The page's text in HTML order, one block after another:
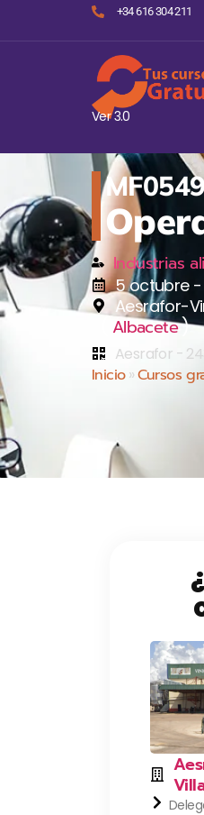
+34 616 304 211
Ver 3.0
Industrias
5 octubre -
Aesrafor-
Albacete)
Aesrafor -
Inicio»Cursos